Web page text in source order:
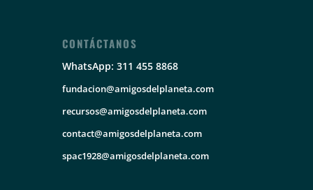
CONTÁCTANOS
WhatsApp: 311 455 8868
fundacion@amigosdelplaneta.com
recursos@amigosdelplaneta.com
contact@amigosdelplaneta.com
spac1928@amigosdelplaneta.com